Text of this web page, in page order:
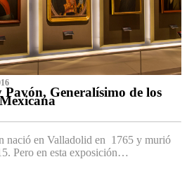
Generalísimo de los
nació en Valladolid en 1765 y murió
Pero en esta exposición…